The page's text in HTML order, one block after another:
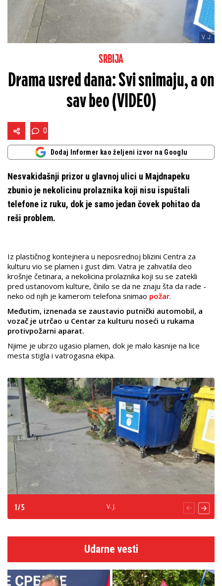
V. J.
SRBIJA
Drama usred dana: Svi snimaju, a on
sav beo (VIDEO)
0
Dodaj Informer kao željeni izvor na Googlu
Nesvakidašnji prizor u glavnoj ulici u Majdnapeku
zbunio je nekolicinu prolaznika koji nisu ispuštali
telefone iz ruku, dok je samo jedan čovek pohitao da
reši problem.
Iz plastičnog kontejnera u neposrednoj blizini Centra za
kulturu vio se plamen i gust dim. Vatra je zahvatila deo
krošnje četinara, a nekolicina prolaznika koji su se zatekli
pred ustanovom kulture, činilo se da ne znaju šta da rade -
neko od njih je kamerom telefona snimao požar.
Međutim, iznenada se zaustavio putnički automobil, a
vozač je utrčao u Centar za kulturu noseći u rukama
protivpožarni aparat.
Njime je ubrzo ugasio plamen, dok je malo kasnije na lice
mesta stigla i vatrogasna ekipa.
V. J.
1 /5
Udarne vesti